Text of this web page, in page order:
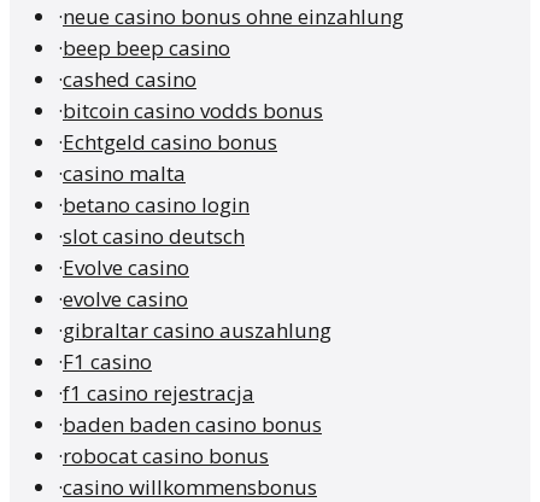
·neue casino bonus ohne einzahlung
·beep beep casino
·cashed casino
·bitcoin casino vodds bonus
·Echtgeld casino bonus
·casino malta
·betano casino login
·slot casino deutsch
·Evolve casino
·evolve casino
·gibraltar casino auszahlung
·F1 casino
·f1 casino rejestracja
·baden baden casino bonus
·robocat casino bonus
·casino willkommensbonus